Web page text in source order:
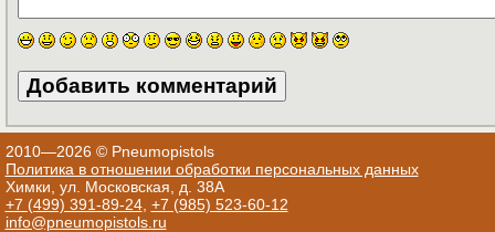
2010—2026 © Pneumopistols
Политика в отношении обработки персональных данных
Химки, ул. Московская, д. 38А
+7 (499) 391-89-24, +7 (985) 523-60-12
info@pneumopistols.ru